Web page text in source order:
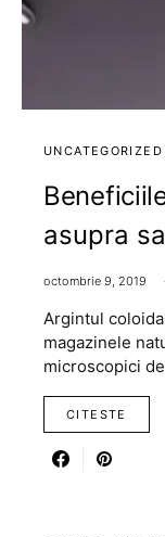
UNCATEGORIZED
asupra
octombrie 9, 2019
Argintul
magazinele
microscopici
CITESTE